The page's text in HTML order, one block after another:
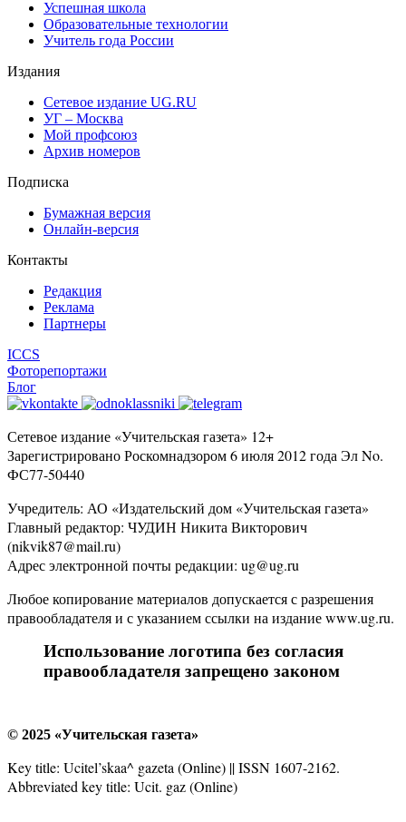
Успешная школа
Образовательные технологии
Учитель года России
Издания
Сетевое издание UG.RU
УГ – Москва
Мой профсоюз
Архив номеров
Подписка
Бумажная версия
Онлайн-версия
Контакты
Редакция
Реклама
Партнеры
ICCS
Фоторепортажи
Блог
Сетевое издание «Учительская газета» 12+
Зарегистрировано Роскомнадзором 6 июля 2012 года Эл No.
ФС77-50440
Учредитель: АО «Издательский дом «Учительская газета»
Главный редактор: ЧУДИН Никита Викторович
(nikvik87@mail.ru)
Адрес электронной почты редакции: ug@ug.ru
Любое копирование материалов допускается с разрешения
правообладателя и с указанием ссылки на издание www.ug.ru.
Использование логотипа без согласия
правообладателя запрещено законом
© 2025 «Учительская газета»
Key title: Ucitel’skaa^ gazeta (Online) || ISSN 1607-2162.
Abbreviated key title: Ucit. gaz (Online)